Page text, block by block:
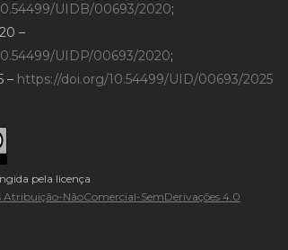
UIDB/00693/2020;
–
UIDP/00693/2020;
– https://doi.org/10.54499/UID/00693/2025
pela licença
NãoComercial-SemDerivações 4.0